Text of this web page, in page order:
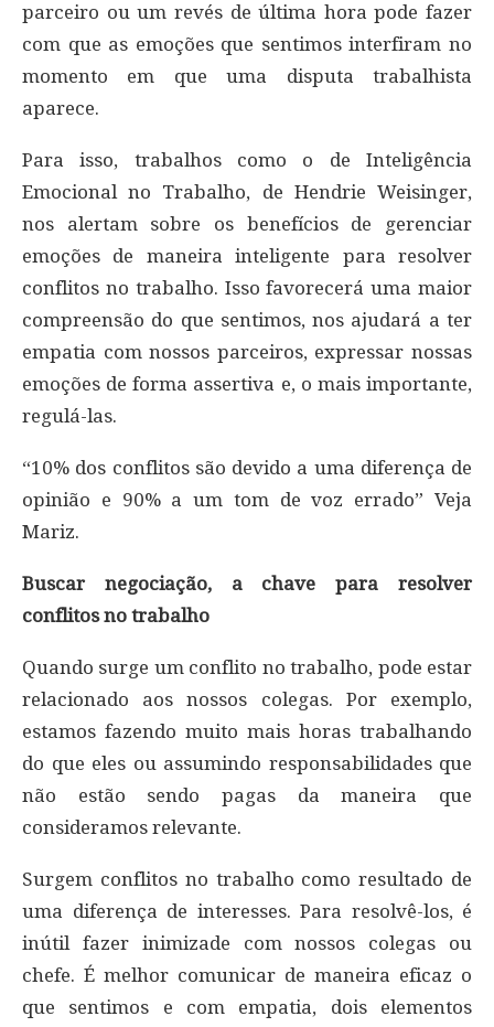
parceiro ou um revés de última hora pode fazer
com que as emoções que sentimos interfiram no
momento em que uma disputa trabalhista
aparece.
Para isso, trabalhos como o de Inteligência
Emocional no Trabalho, de Hendrie Weisinger,
nos alertam sobre os benefícios de gerenciar
emoções de maneira inteligente para resolver
conflitos no trabalho. Isso favorecerá uma maior
compreensão do que sentimos, nos ajudará a ter
empatia com nossos parceiros, expressar nossas
emoções de forma assertiva e, o mais importante,
regulá-las.
“10% dos conflitos são devido a uma diferença de
opinião e 90% a um tom de voz errado” Veja
Mariz.
Buscar negociação, a chave para resolver
conflitos no trabalho
Quando surge um conflito no trabalho, pode estar
relacionado aos nossos colegas. Por exemplo,
estamos fazendo muito mais horas trabalhando
do que eles ou assumindo responsabilidades que
não estão sendo pagas da maneira que
consideramos relevante.
Surgem conflitos no trabalho como resultado de
uma diferença de interesses. Para resolvê-los, é
inútil fazer inimizade com nossos colegas ou
chefe. É melhor comunicar de maneira eficaz o
que sentimos e com empatia, dois elementos